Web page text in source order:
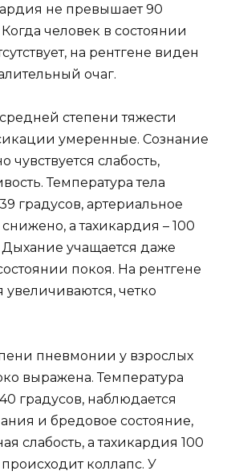
не превышает 90
человек в состоянии
на рентгене виден
очаг.
степени тяжести
умеренные. Сознание
чувствуется слабость,
Температура тела
градусов, артериальное
а тахикардия – 100
учащается даже
покоя. На рентгене
четко
пневмонии у взрослых
выражена. Температура
градусов, наблюдается
и бредовое состояние,
слабость, а тахикардия 100
коллапс. У